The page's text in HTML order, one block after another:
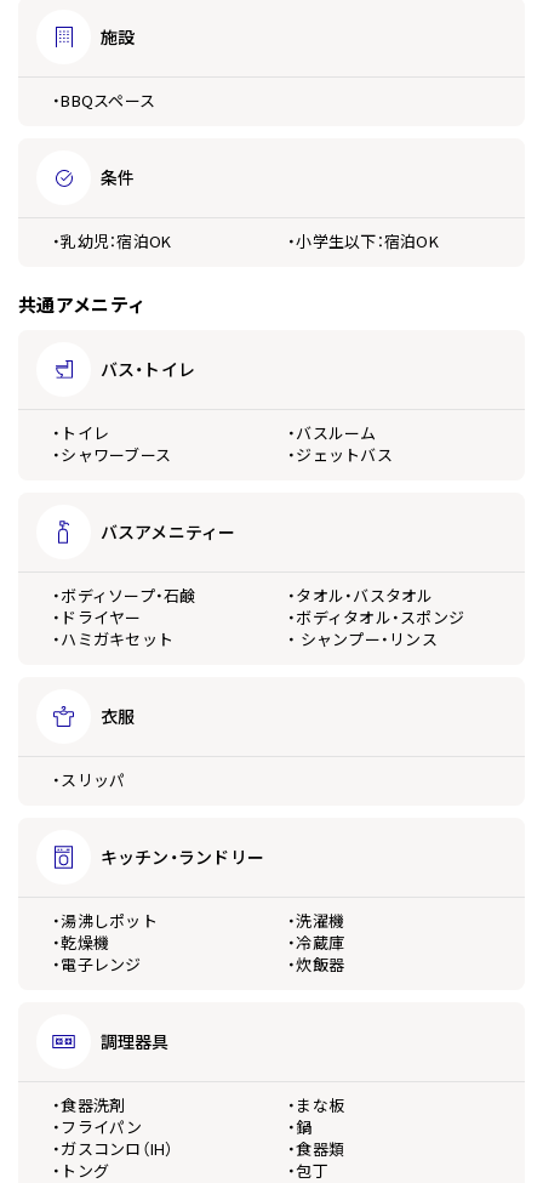
施設
・BBQスペース
条件
・乳幼児：宿泊OK ・小学生以下：宿泊OK
共通アメニティ
バス・トイレ
・トイレ
・バスルーム
・シャワーブース
・ジェットバス
バスアメニティー
・ボディソープ・石鹸
・タオル・バスタオル
・ドライヤー
・ボディタオル・スポンジ
・ハミガキセット
・ シャンプー・リンス
衣服
・スリッパ
キッチン・ランドリー
・湯沸しポット
・洗濯機
・乾燥機
・冷蔵庫
・電子レンジ
・炊飯器
調理器具
・食器洗剤
・まな板
・フライパン
・鍋
・ガスコンロ（IH）
・食器類
・トング
・包丁